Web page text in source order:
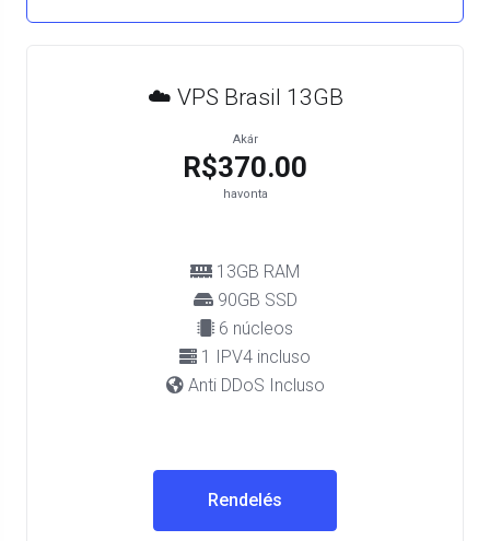
☁️ VPS Brasil 13GB
Akár
R$370.00
havonta
13GB RAM
90GB SSD
6 núcleos
1 IPV4 incluso
Anti DDoS Incluso
Rendelés